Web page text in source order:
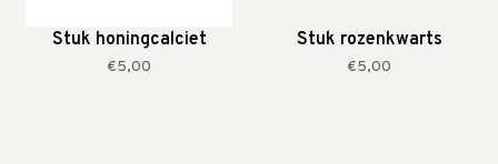
Stuk honingcalciet
€5,00
Stuk rozenkwarts
€5,00